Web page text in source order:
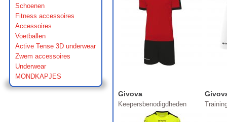
Schoenen
Fitness accessoires
Accessoires
Voetballen
Active Tense 3D underwear
Zwem accessoires
Underwear
MONDKAPJES
Givova
Keepersbenodigdheden